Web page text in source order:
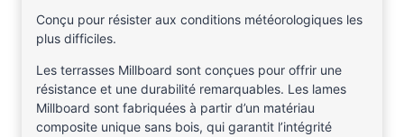
Conçu pour résister aux conditions météorologiques les
plus difficiles.
Les terrasses Millboard sont conçues pour offrir une
résistance et une durabilité remarquables. Les lames
Millboard sont fabriquées à partir d’un matériau
composite unique sans bois, qui garantit l’intégrité